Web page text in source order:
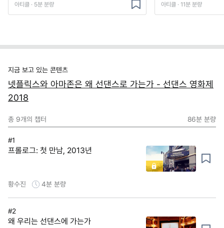
아티클 · 5분 분량 아티클 · 11분 분량
지금 보고 있는 콘텐츠
넷플릭스와 아마존은 왜 선댄스로 가는가 - 선댄스 영화제
2018
총 9개의 챕터 86분 분량
#1
프롤로그: 첫 만남, 2013년
황수진 4분 분량
#2
왜 우리는 선댄스에 가는가